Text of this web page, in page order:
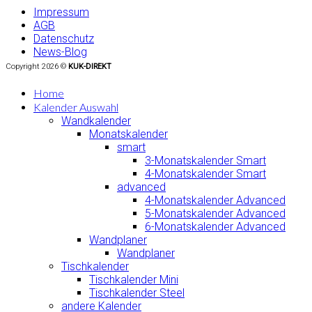
Impressum
AGB
Datenschutz
News-Blog
Copyright 2026 © KUK-DIREKT
Home
Kalender Auswahl
Wandkalender
Monatskalender
smart
3-Monatskalender Smart
4-Monatskalender Smart
advanced
4-Monatskalender Advanced
5-Monatskalender Advanced
6-Monatskalender Advanced
Wandplaner
Wandplaner
Tischkalender
Tischkalender Mini
Tischkalender Steel
andere Kalender